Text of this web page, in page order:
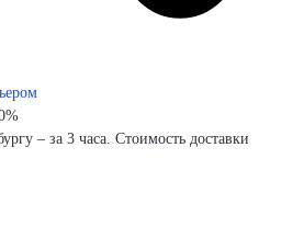
– за 3 часа. Стоимость доставки